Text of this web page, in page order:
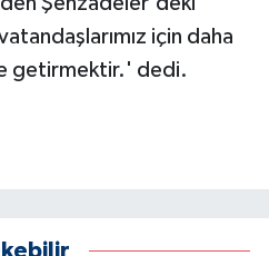
için daha
getirmektir.' dedi.